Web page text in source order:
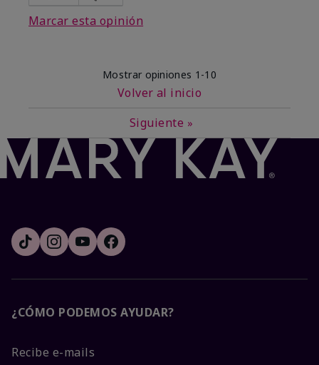
Marcar esta opinión
Mostrar opiniones 1-10
Volver al inicio
Siguiente »
¿CÓMO PODEMOS AYUDAR?
Recibe e-mails